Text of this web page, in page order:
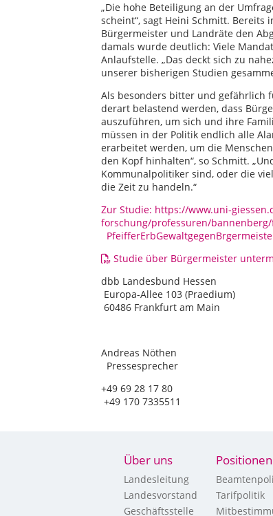
„Die hohe Beteiligung an der
scheint“, sagt Heini Schmitt. Bereits
Bürgermeister und Landräte den
damals wurde deutlich: Viele
Anlaufstelle. „Das deckt sich zu
unserer bisherigen Studien
Als besonders bitter und gefährlich
derart belastend werden, dass
auszuführen, um sich und ihre
müssen in der Politik endlich alle
erarbeitet werden, um die
den Kopf hinhalten“, so Schmitt.
Kommunalpolitiker sind, oder die
die Zeit zu handeln.“
Zur Studie: https://www.uni-
forschung/professuren/
Studie über Bürgermeister
dbb
Europa-
60486 Frankfurt am Main
Pressesprecher
+49
+49 170 7335511
Über uns
Landesleitung
Landesvorstand
Geschäftsstelle
Positionen
Tarifpolitik